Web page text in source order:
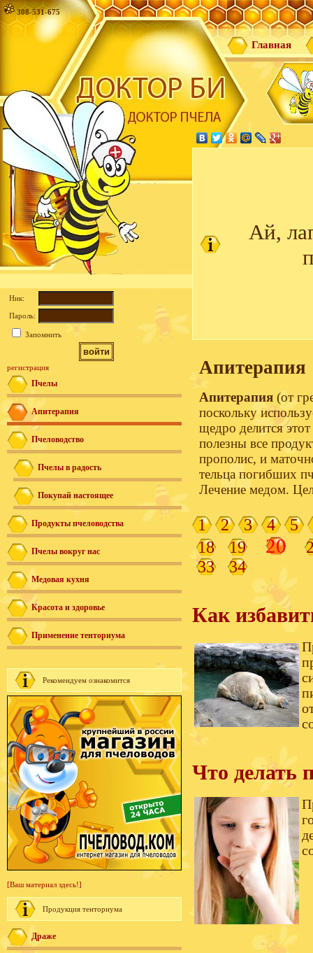
308-531-675
Главная
Ник:
Пароль:
Запомнить
регистрация
Пчелы
Апитерапия
Пчеловодство
Пчелы в радость
Покупай настоящее
Продукты пчеловодства
Пчелы вокруг нас
Медовая кухня
Красота и здоровье
Применение тенториума
Рекомендуем ознакомится
[Ваш материал здесь!]
Продукция тенториума
Драже
Ай,
Апитерапия
Апитерапия (от
поскольку
щедро делится
полезны все
прополис, и
тельца погибших
Лечение медом.
1 2 3 4
5
18
19 20
33
34
Как
Что делать